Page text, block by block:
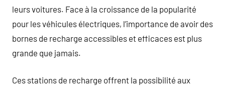
leurs voitures. Face à la croissance de la popularité
pour les véhicules électriques, l’importance de avoir des
bornes de recharge accessibles et efficaces est plus
grande que jamais.
Ces stations de recharge offrent la possibilité aux